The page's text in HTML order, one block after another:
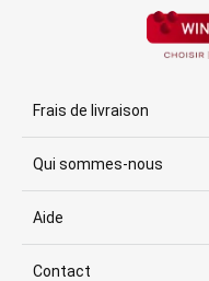
Frais de livraison
Qui sommes-nous
Aide
Contact